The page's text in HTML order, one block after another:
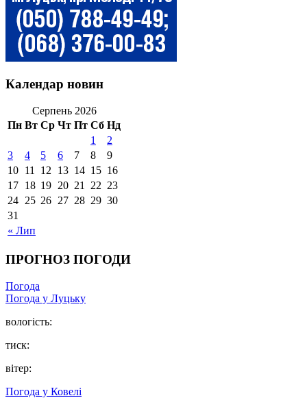
Календар новин
Серпень 2026
Пн Вт Ср Чт Пт Сб Нд
« Лип
1
2
3
4 5 6 7 8
9
10 11 12 13 14 15 16
17 18 19 20 21 22 23
24 25 26 27 28 29 30
31
ПРОГНОЗ ПОГОДИ
Погода
Погода у Луцьку
вологість:
тиск:
вітер:
Погода у Ковелі